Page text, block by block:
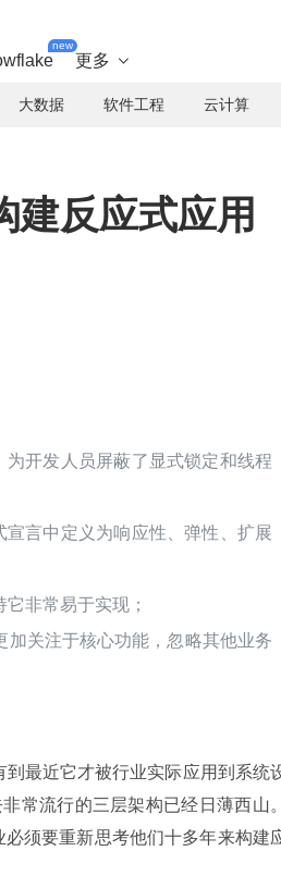
new
更多 
大数据 软件工程 云计算
反应式应用
开发人员屏蔽了显式锁定和线程
言中定义为响应性、弹性、扩展
非常易于实现；
关注于核心功能，忽略其他业务
到最近它才被行业实际应用到系统
常流行的三层架构已经日薄西山。
须要重新思考他们十多年来构建